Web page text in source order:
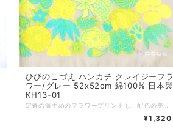
ひびのこづえ ハンカチ クレイジーフラ
ワー/グレー 52x52cm 綿100% 日本製
KH13-01
¥1,320